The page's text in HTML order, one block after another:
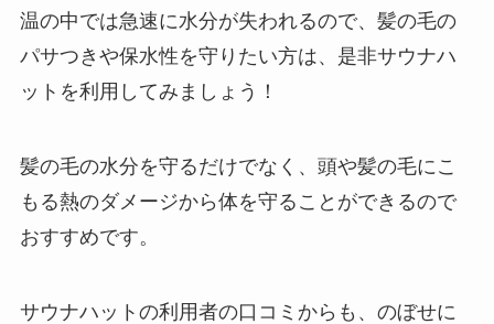
温の中では急速に水分が失われるので、髪の毛の
パサつきや保水性を守りたい方は、是非サウナハ
ットを利用してみましょう！
髪の毛の水分を守るだけでなく、 頭や髪の毛にこ
もる熱のダメージから体を守る ことができるので
おすすめです。
サウナハットの利用者の口コミからも、のぼせに